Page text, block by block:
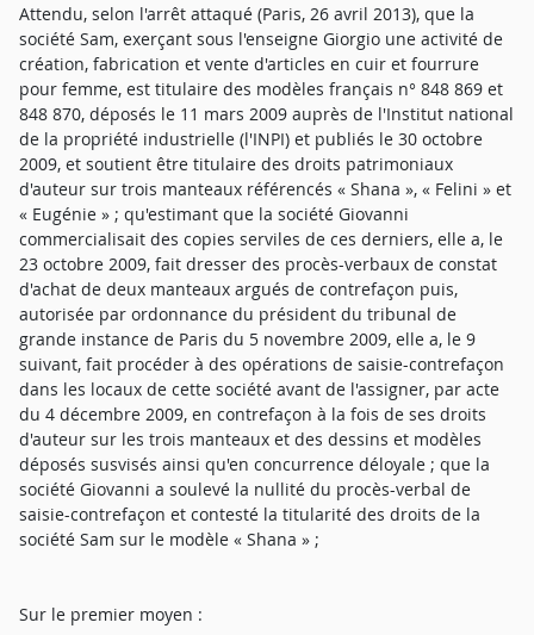
Attendu, selon l'arrêt attaqué (Paris, 26 avril 2013), que la
société Sam, exerçant sous l'enseigne Giorgio une activité de
création, fabrication et vente d'articles en cuir et fourrure
pour femme, est titulaire des modèles français n° 848 869 et
848 870, déposés le 11 mars 2009 auprès de l'Institut national
de la propriété industrielle (l'INPI) et publiés le 30 octobre
2009, et soutient être titulaire des droits patrimoniaux
d'auteur sur trois manteaux référencés « Shana », « Felini » et
« Eugénie » ; qu'estimant que la société Giovanni
commercialisait des copies serviles de ces derniers, elle a, le
23 octobre 2009, fait dresser des procès-verbaux de constat
d'achat de deux manteaux argués de contrefaçon puis,
autorisée par ordonnance du président du tribunal de
grande instance de Paris du 5 novembre 2009, elle a, le 9
suivant, fait procéder à des opérations de saisie-contrefaçon
dans les locaux de cette société avant de l'assigner, par acte
du 4 décembre 2009, en contrefaçon à la fois de ses droits
d'auteur sur les trois manteaux et des dessins et modèles
déposés susvisés ainsi qu'en concurrence déloyale ; que la
société Giovanni a soulevé la nullité du procès-verbal de
saisie-contrefaçon et contesté la titularité des droits de la
société Sam sur le modèle « Shana » ;
Sur le premier moyen :